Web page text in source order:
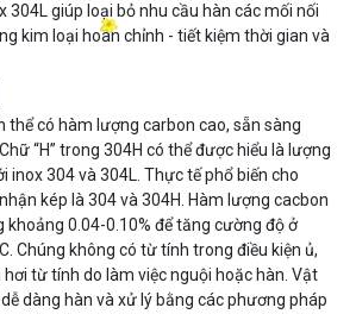
304L giúp loại bỏ nhu cầu hàn các mối nối
kim loại hoàn chỉnh - tiết kiệm thời gian và
thể có hàm lượng carbon cao, sẵn sàng
“H” trong 304H có thể được hiểu là lượng
inox 304 và 304L. Thực tế phổ biến cho
kép là 304 và 304H. Hàm lượng cacbon
0.04-0.10% để tăng cường độ ở
Chúng không có từ tính trong điều kiện ủ,
từ tính do làm việc nguội hoặc hàn. Vật
dàng hàn và xử lý bằng các phương pháp